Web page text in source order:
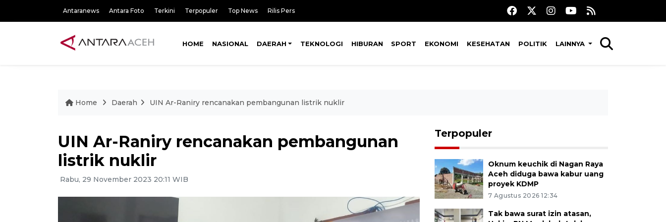
Antaranews Antara Foto Terkini Terpopuler Top News Rilis Pers
HOME NASIONAL DAERAH TEKNOLOGI HIBURAN SPORT EKONOMI KESEHATAN POLITIK LAINNYA
Home Daerah UIN Ar-Raniry rencanakan pembangunan listrik nuklir
UIN Ar-Raniry rencanakan pembangunan
listrik nuklir
Rabu, 29 November 2023 20:11 WIB
Terpopuler
Oknum keuchik di Nagan Raya
Aceh diduga bawa kabur uang
proyek KDMP
7 Agustus 2026 12:34
Tak bawa surat izin atasan,